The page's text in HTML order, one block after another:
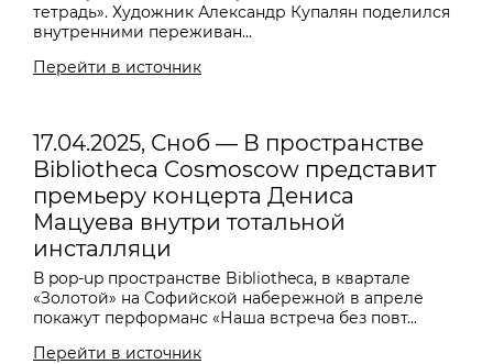
тетрадь». Художник Александр Купалян поделился
внутренними переживан...
Перейти в источник
17.04.2025, Сноб — В пространстве
Bibliotheca Cosmoscow представит
премьеру концерта Дениса
Мацуева внутри тотальной
инсталляци
В pop-up пространстве Bibliotheca, в квартале
«Золотой» на Софийской набережной в апреле
покажут перформанс «Наша встреча без повт...
Перейти в источник